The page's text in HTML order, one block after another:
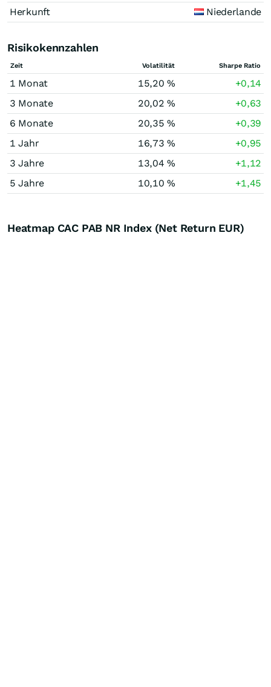
Herkunft Niederlande
Risikokennzahlen
Zeit Volatilität Sharpe Ratio
1 Monat 15,20 %
+0,14
3 Monate
20,02 %
+0,63
6 Monate
20,35 %
+0,39
1 Jahr
16,73 %
+0,95
3 Jahre
13,04 %
+1,12
5 Jahre
10,10 % +1,45
Heatmap CAC PAB NR Index (Net Return EUR)